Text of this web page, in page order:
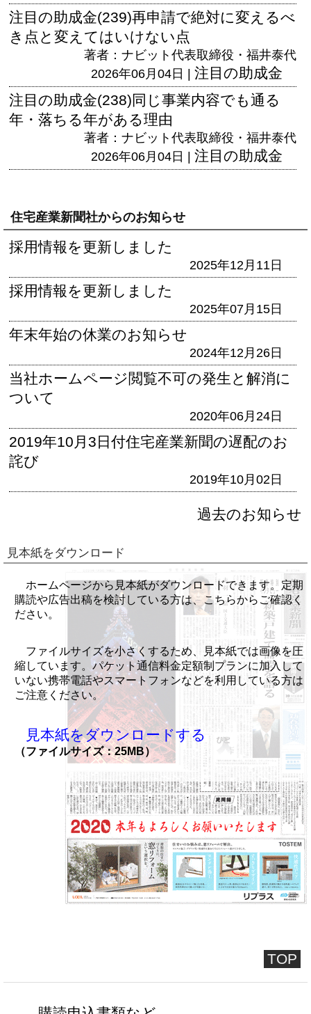
注目の助成金(239)再申請で絶対に変えるべ
き点と変えてはいけない点
著者：ナビット代表取締役・福井泰代
2026年06月04日 | 注目の助成金
注目の助成金(238)同じ事業内容でも通る
年・落ちる年がある理由
著者：ナビット代表取締役・福井泰代
2026年06月04日 | 注目の助成金
住宅産業新聞社からのお知らせ
採用情報を更新しました
2025年12月11日
採用情報を更新しました
2025年07月15日
年末年始の休業のお知らせ
2024年12月26日
当社ホームページ閲覧不可の発生と解消に
ついて
2020年06月24日
2019年10月3日付住宅産業新聞の遅配のお
詫び
2019年10月02日
過去のお知らせ
見本紙をダウンロード
ホームページから見本紙がダウンロードできます。定期
購読や広告出稿を検討している方は、こちらからご確認く
ださい。
ファイルサイズを小さくするため、見本紙では画像を圧
縮しています。パケット通信料金定額制プランに加入して
いない携帯電話やスマートフォンなどを利用している方は
ご注意ください。
見本紙をダウンロードする
（ファイルサイズ：25MB）
TOP